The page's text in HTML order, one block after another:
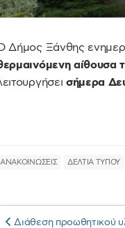
Δήμος Ξάνθης
σήμερα
ΑΝΑΚΟΙΝΩΣΕΙΣ ΔΕΛΤΙΑ ΤΥΠΟΥ
Διάθεση προωθητικού